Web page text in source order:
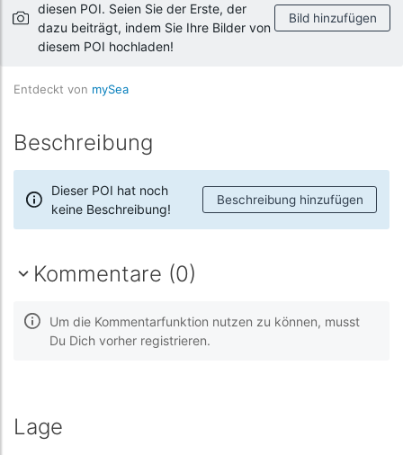
diesen POI. Seien Sie der Erste, der
dazu beiträgt, indem Sie Ihre Bilder von
diesem POI hochladen!
Bild hinzufügen
Entdeckt von mySea
Beschreibung
Dieser POI hat noch
keine Beschreibung!
Beschreibung hinzufügen
Kommentare (0)
Um die Kommentarfunktion nutzen zu können, musst
Du Dich vorher registrieren.
Lage